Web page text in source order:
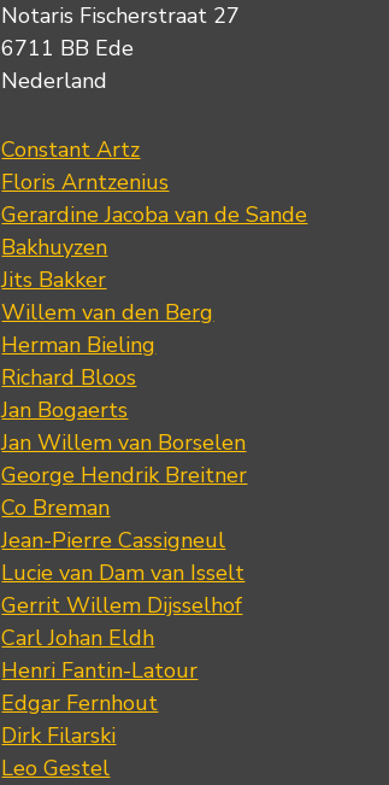
Notaris Fischerstraat 27
6711 BB Ede
Nederland
Constant Artz
Floris Arntzenius
Gerardine Jacoba van de Sande
Bakhuyzen
Jits Bakker
Willem van den Berg
Herman Bieling
Richard Bloos
Jan Bogaerts
Jan Willem van Borselen
George Hendrik Breitner
Co Breman
Jean-Pierre Cassigneul
Lucie van Dam van Isselt
Gerrit Willem Dijsselhof
Carl Johan Eldh
Henri Fantin-Latour
Edgar Fernhout
Dirk Filarski
Leo Gestel